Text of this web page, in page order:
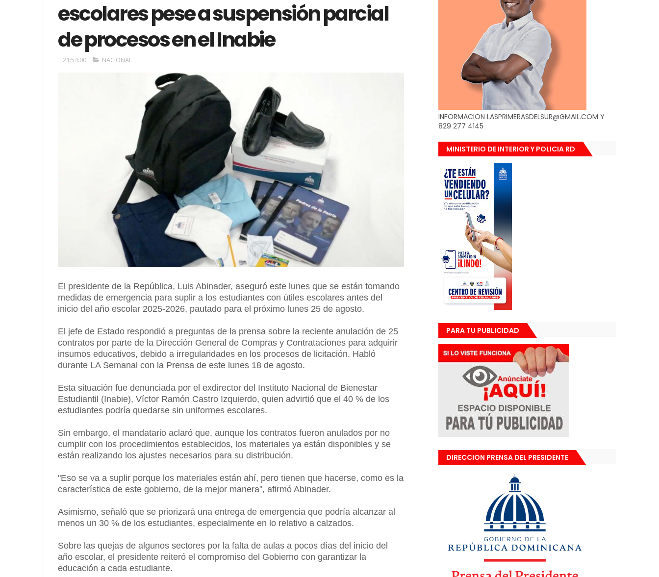
escolares pese a suspensión parcial
de procesos en el Inabie
21:54:00 NACIONAL
El presidente de la República, Luis Abinader, aseguró este lunes que se están tomando
medidas de emergencia para suplir a los estudiantes con útiles escolares antes del
inicio del año escolar 2025-2026, pautado para el próximo lunes 25 de agosto.
El jefe de Estado respondió a preguntas de la prensa sobre la reciente anulación de 25
contratos por parte de la Dirección General de Compras y Contrataciones para adquirir
insumos educativos, debido a irregularidades en los procesos de licitación. Habló
durante LA Semanal con la Prensa de este lunes 18 de agosto.
Esta situación fue denunciada por el exdirector del Instituto Nacional de Bienestar
Estudiantil (Inabie), Víctor Ramón Castro Izquierdo, quien advirtió que el 40 % de los
estudiantes podría quedarse sin uniformes escolares.
Sin embargo, el mandatario aclaró que, aunque los contratos fueron anulados por no
cumplir con los procedimientos establecidos, los materiales ya están disponibles y se
están realizando los ajustes necesarios para su distribución.
"Eso se va a suplir porque los materiales están ahí, pero tienen que hacerse, como es la
característica de este gobierno, de la mejor manera", afirmó Abinader.
Asimismo, señaló que se priorizará una entrega de emergencia que podría alcanzar al
menos un 30 % de los estudiantes, especialmente en lo relativo a calzados.
Sobre las quejas de algunos sectores por la falta de aulas a pocos días del inicio del
año escolar, el presidente reiteró el compromiso del Gobierno con garantizar la
educación a cada estudiante.
INFORMACION LASPRIMERASDELSUR@GMAIL.COM Y
829 277 4145
MINISTERIO DE INTERIOR Y POLICIA RD
PARA TU PUBLICIDAD
DIRECCION PRENSA DEL PRESIDENTE